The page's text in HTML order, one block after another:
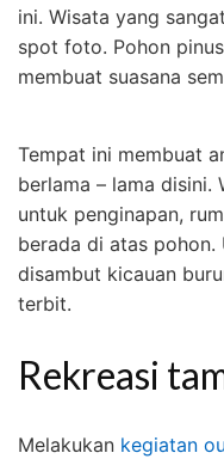
ini. Wisata yang
spot foto. Pohon
membuat suasana
Tempat ini membuat
berlama – lama disini.
untuk penginapan,
berada di atas pohon.
disambut kicauan
terbit.
Rekreasi
Melakukan kegiatan